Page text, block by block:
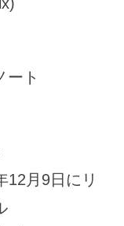
ート
12月9日にリ